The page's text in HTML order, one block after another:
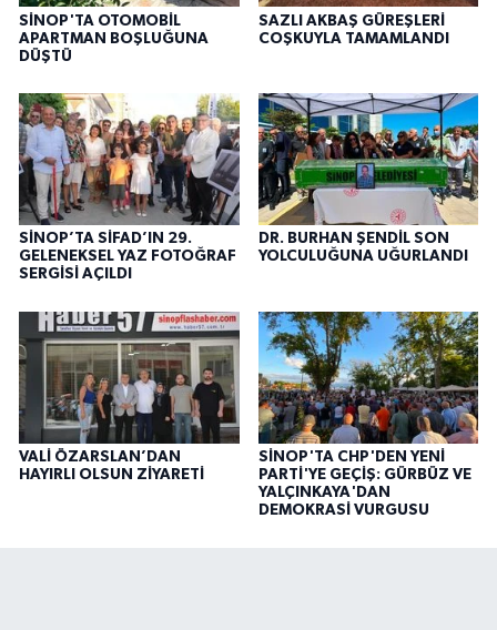
SİNOP'TA OTOMOBİL
APARTMAN BOŞLUĞUNA
DÜŞTÜ
SAZLI AKBAŞ GÜREŞLERİ
COŞKUYLA TAMAMLANDI
SİNOP’TA SİFAD’IN 29.
GELENEKSEL YAZ FOTOĞRAF
SERGİSİ AÇILDI
DR. BURHAN ŞENDİL SON
YOLCULUĞUNA UĞURLANDI
VALİ ÖZARSLAN’DAN
HAYIRLI OLSUN ZİYARETİ
SİNOP'TA CHP'DEN YENİ
PARTİ'YE GEÇİŞ: GÜRBÜZ VE
YALÇINKAYA'DAN
DEMOKRASİ VURGUSU